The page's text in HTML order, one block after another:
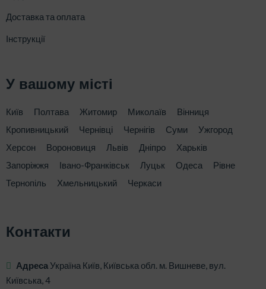
Доставка та оплата
Інструкції
У вашому місті
Київ Полтава Житомир Миколаїв
Вінниця
Кропивницький
Чернівці Чернігів Суми
Ужгород
Херсон
Вороновиця Львів Дніпро
Харьків
Запоріжжя
Івано-Франківськ Луцьк Одеса
Рівне
Тернопіль
Хмельницький Черкаси
Контакти
Адреса Україна Київ, Київська обл. м. Вишневе, вул.
Київська, 4